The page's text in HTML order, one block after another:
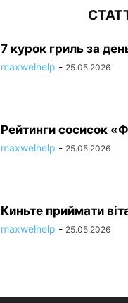
7 курок гриль за
maxwelhelp - 25.05.2026
Рейтинги сосисок
maxwelhelp - 25.05.2026
Киньте приймати
maxwelhelp - 25.05.2026